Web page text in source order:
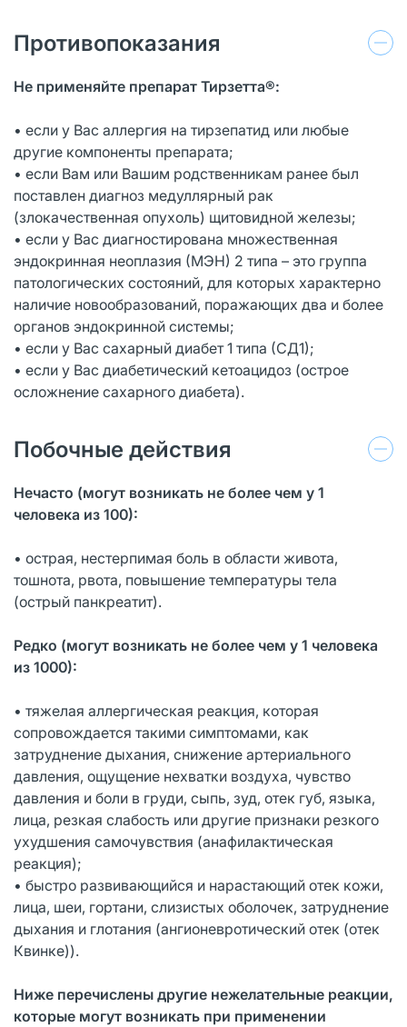
Противопоказания
Не применяйте препарат Тирзетта®:
• если у Вас аллергия на тирзепатид или любые
другие компоненты препарата;
• если Вам или Вашим родственникам ранее был
поставлен диагноз медуллярный рак
(злокачественная опухоль) щитовидной железы;
• если у Вас диагностирована множественная
эндокринная неоплазия (МЭН) 2 типа – это группа
патологических состояний, для которых характерно
наличие новообразований, поражающих два и более
органов эндокринной системы;
• если у Вас сахарный диабет 1 типа (СД1);
• если у Вас диабетический кетоацидоз (острое
осложнение сахарного диабета).
Побочные действия
Нечасто (могут возникать не более чем у 1
человека из 100):
• острая, нестерпимая боль в области живота,
тошнота, рвота, повышение температуры тела
(острый панкреатит).
Редко (могут возникать не более чем у 1 человека
из 1000):
• тяжелая аллергическая реакция, которая
сопровождается такими симптомами, как
затруднение дыхания, снижение артериального
давления, ощущение нехватки воздуха, чувство
давления и боли в груди, сыпь, зуд, отек губ, языка,
лица, резкая слабость или другие признаки резкого
ухудшения самочувствия (анафилактическая
реакция);
• быстро развивающийся и нарастающий отек кожи,
лица, шеи, гортани, слизистых оболочек, затруднение
дыхания и глотания (ангионевротический отек (отек
Квинке)).
Ниже перечислены другие нежелательные реакции,
которые могут возникать при применении